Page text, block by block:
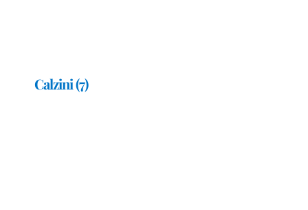
Calzini(7)